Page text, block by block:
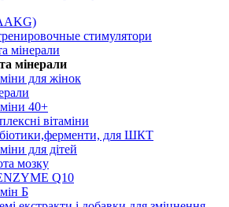
стимулятори
мінерали
мінерали
для жінок
40+
вітаміни
для ШКТ
для дітей
мозку
Q10
Б